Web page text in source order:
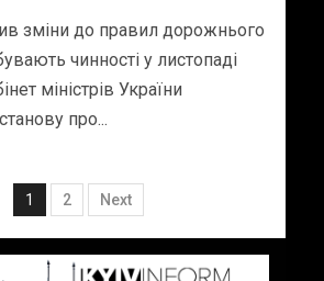
зміни до правил дорожнього
чинності у листопаді
міністрів України
про...
1 2 Next